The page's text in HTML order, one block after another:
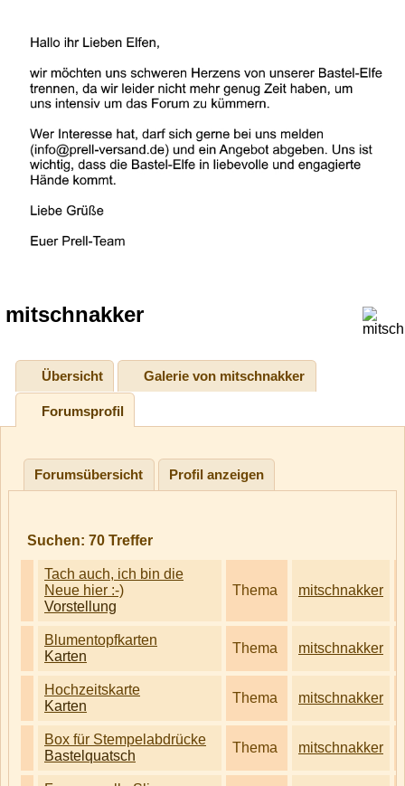
mitschnakker
Übersicht Galerie von mitschnakker
Forumsprofil
Forumsübersicht Profil anzeigen
Suchen: 70 Treffer
Tach auch, ich bin die
Neue hier :-)
Vorstellung
Thema mitschnakker
Blumentopfkarten
Karten
Thema mitschnakker
Hochzeitskarte
Karten
Thema mitschnakker
Box für Stempelabdrücke
Bastelquatsch
Thema mitschnakker